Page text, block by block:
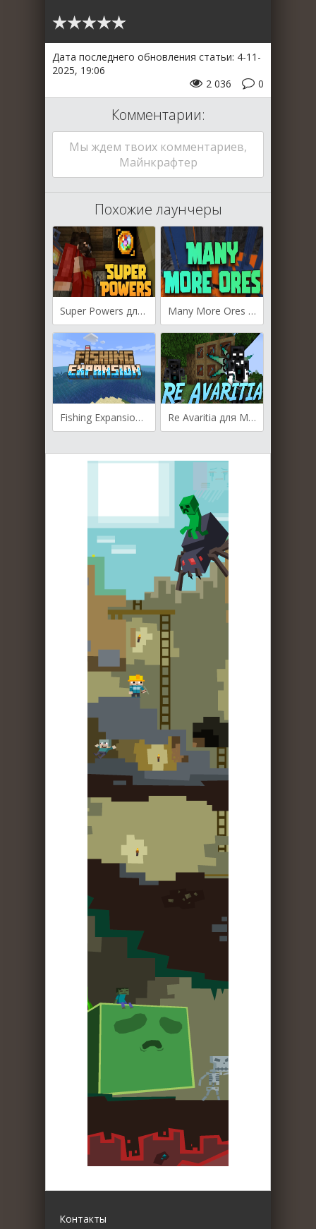
Дата последнего обновления статьи: 4-11-
2025, 19:06
0
2 036
Комментарии:
Мы ждем твоих комментариев,
Майнкрафтер
Похожие лаунчеры
Super Powers для Майнкрафт [1.21.7, 1.21.6, 1.21.5] Many More Ores для Майнкрафт [1.21.4, 1.21.1, 1.21]
Fishing Expansion для Майнкрафт [1.21.1, 1.21] Re Avaritia для Майнкрафт [1.20.4, 1.20.1, 1.20]
Контакты